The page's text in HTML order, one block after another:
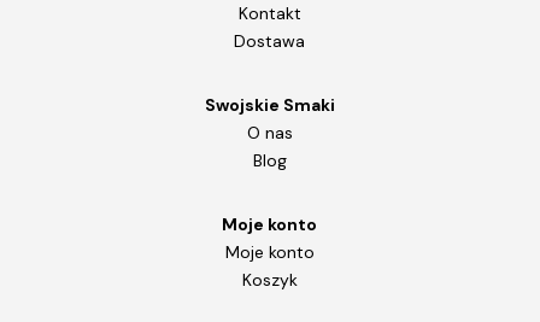
Kontakt
Dostawa
Swojskie Smaki
O nas
Blog
Moje konto
Moje konto
Koszyk